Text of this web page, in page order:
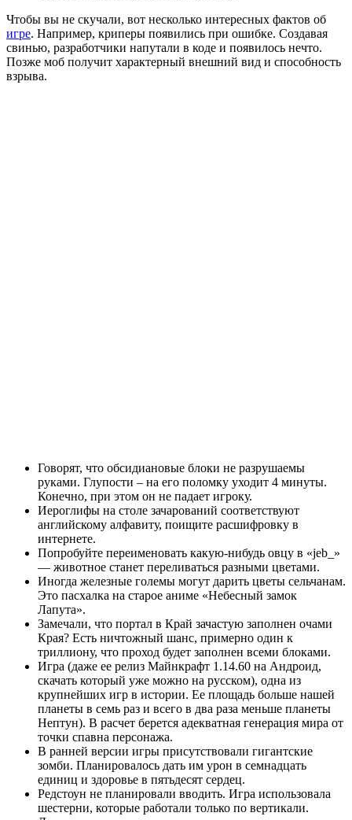
Чтобы вы не скучали, вот несколько интересных фактов об
игре. Например, криперы появились при ошибке. Создавая
свинью, разработчики напутали в коде и появилось нечто.
Позже моб получит характерный внешний вид и способность
взрыва.
Говорят, что обсидиановые блоки не разрушаемы
руками. Глупости – на его поломку уходит 4 минуты.
Конечно, при этом он не падает игроку.
Иероглифы на столе зачарований соответствуют
английскому алфавиту, поищите расшифровку в
интернете.
Попробуйте переименовать какую-нибудь овцу в «jeb_»
— животное станет переливаться разными цветами.
Иногда железные големы могут дарить цветы сельчанам.
Это пасхалка на старое аниме «Небесный замок
Лапута».
Замечали, что портал в Край зачастую заполнен очами
Края? Есть ничтожный шанс, примерно один к
триллиону, что проход будет заполнен всеми блоками.
Игра (даже ее релиз Майнкрафт 1.14.60 на Андроид,
скачать который уже можно на русском), одна из
крупнейших игр в истории. Ее площадь больше нашей
планеты в семь раз и всего в два раза меньше планеты
Нептун). В расчет берется адекватная генерация мира от
точки спавна персонажа.
В ранней версии игры присутствовали гигантские
зомби. Планировалось дать им урон в семнадцать
единиц и здоровье в пятьдесят сердец.
Редстоун не планировали вводить. Игра использовала
шестерни, которые работали только по вертикали.